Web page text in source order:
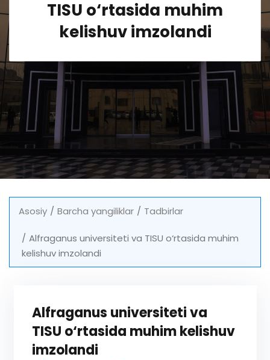
TISU o‘rtasida muhim
kelishuv imzolandi
Asosiy Barcha yangiliklar Tadbirlar
Alfraganus universiteti va TISU o‘rtasida muhim
kelishuv imzolandi
Alfraganus universiteti va
TISU o‘rtasida muhim kelishuv
imzolandi